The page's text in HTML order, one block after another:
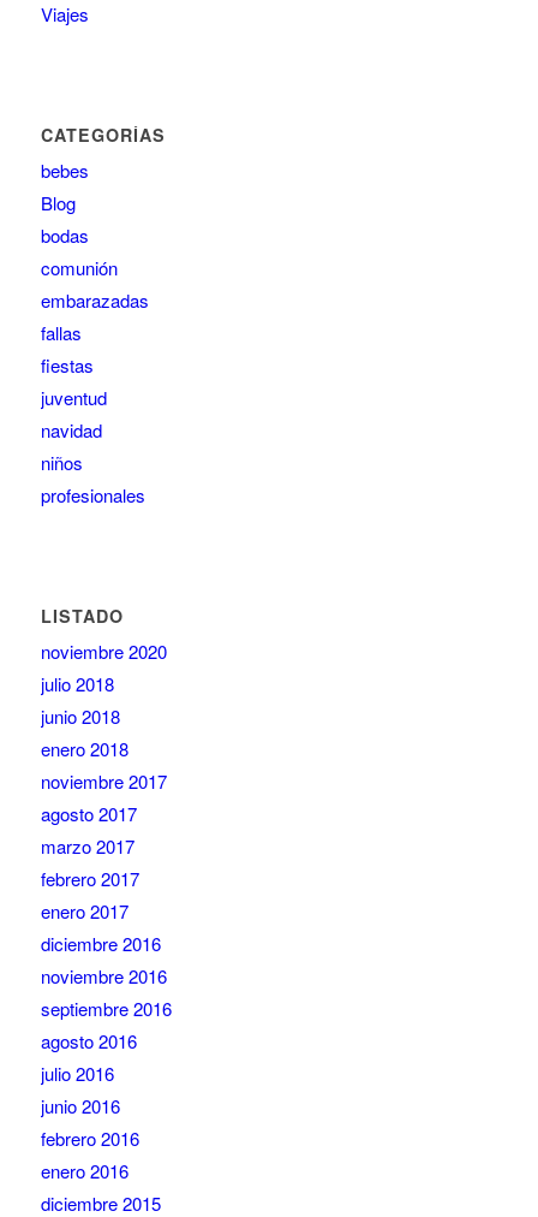
Viajes
CATEGORÍAS
bebes
Blog
bodas
comunión
embarazadas
fallas
fiestas
juventud
navidad
niños
profesionales
LISTADO
noviembre 2020
julio 2018
junio 2018
enero 2018
noviembre 2017
agosto 2017
marzo 2017
febrero 2017
enero 2017
diciembre 2016
noviembre 2016
septiembre 2016
agosto 2016
julio 2016
junio 2016
febrero 2016
enero 2016
diciembre 2015